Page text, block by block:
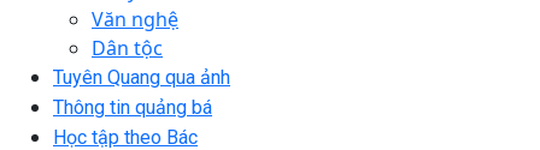
Văn nghệ
Dân tộc
Tuyên Quang qua ảnh
Thông tin quảng bá
Học tập theo Bác